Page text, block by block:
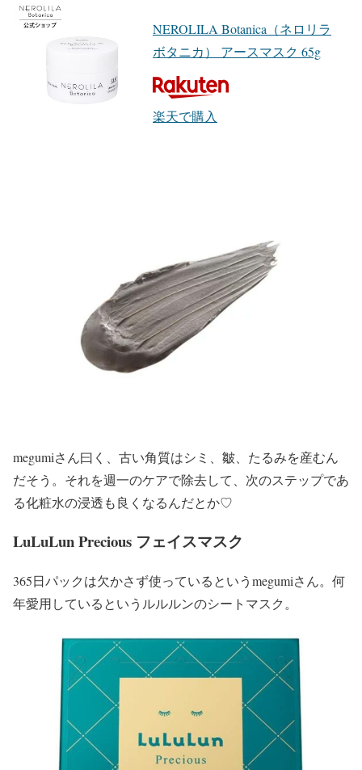
NEROLILA Botanica（ネロリラ
ボタニカ） アースマスク 65g
楽天で購入
megumiさん曰く、古い角質はシミ、皺、たるみを産むん
だそう。それを週一のケアで除去して、次のステップであ
る化粧水の浸透も良くなるんだとか♡
LuLuLun Precious フェイスマスク
365日パックは欠かさず使っているというmegumiさん。何
年愛用しているというルルルンのシートマスク。